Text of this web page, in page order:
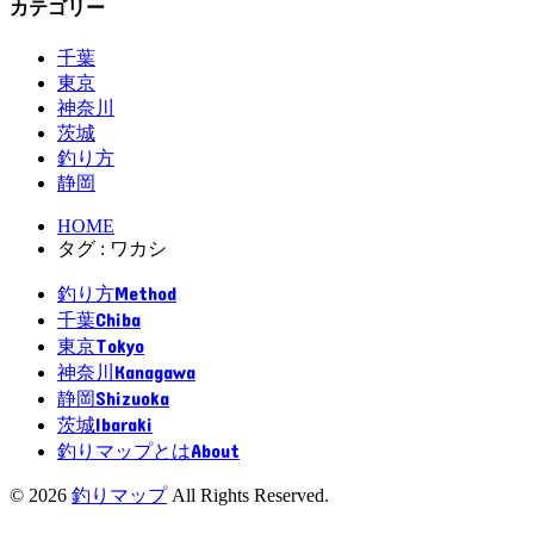
カテゴリー
千葉
東京
神奈川
茨城
釣り方
静岡
HOME
タグ : ワカシ
釣り方Method
千葉Chiba
東京Tokyo
神奈川 Kanagawa
静岡Shizuoka
茨城Ibaraki
釣りマップとはAbout
© 2026 釣りマップAll Rights Reserved.